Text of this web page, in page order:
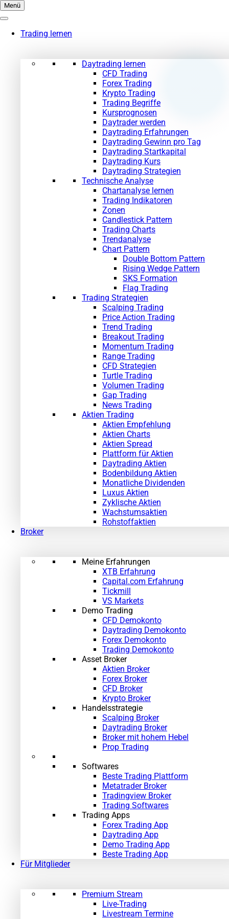
Zum
Inhalt
Menü
Trading lernen
Daytrading lernen
CFD Trading
Forex Trading
Krypto Trading
Trading Begriffe
Kursprognosen
Daytrader werden
Daytrading Erfahrungen
Daytrading Gewinn pro Tag
Daytrading Startkapital
Daytrading Kurs
Daytrading Strategien
Technische Analyse
Chartanalyse lernen
Trading Indikatoren
Zonen
Candlestick Pattern
Trading Charts
Trendanalyse
Chart Pattern
Double Bottom Pattern
Rising Wedge Pattern
SKS Formation
Flag Trading
Trading Strategien
Scalping Trading
Price Action Trading
Trend Trading
Breakout Trading
Momentum Trading
Range Trading
CFD Strategien
Turtle Trading
Volumen Trading
Gap Trading
News Trading
Aktien Trading
Aktien Empfehlung
Aktien Charts
Aktien Spread
Plattform für Aktien
Daytrading Aktien
Bodenbildung Aktien
Monatliche Dividenden
Luxus Aktien
Zyklische Aktien
Wachstumsaktien
Rohstoffaktien
Broker
Meine Erfahrungen
XTB Erfahrung
Capital.com Erfahrung
Tickmill
VS Markets
Demo Trading
CFD Demokonto
Daytrading Demokonto
Forex Demokonto
Trading Demokonto
Asset Broker
Aktien Broker
Forex Broker
CFD Broker
Krypto Broker
Handelsstrategie
Scalping Broker
Daytrading Broker
Broker mit hohem Hebel
Prop Trading
Softwares
Beste Trading Plattform
Metatrader Broker
Tradingview Broker
Trading Softwares
Trading Apps
Forex Trading App
Daytrading App
Demo Trading App
Beste Trading App
Für Mitglieder
Premium Stream
Live-Trading
Livestream Termine